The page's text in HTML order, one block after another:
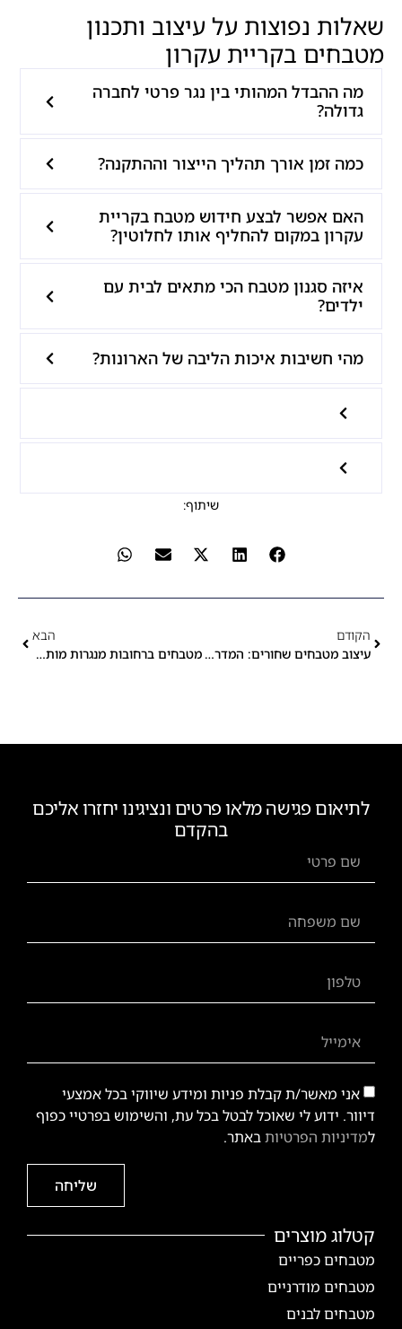
שאלות נפוצות על עיצוב ותכנון
מטבחים בקריית עקרון
מה ההבדל המהותי בין נגר פרטי לחברה
גדולה?
כמה זמן אורך תהליך הייצור וההתקנה?
האם אפשר לבצע חידוש מטבח בקריית
עקרון במקום להחליף אותו לחלוטין?
איזה סגנון מטבח הכי מתאים לבית עם
ילדים?
מהי חשיבות איכות הליבה של הארונות?
שיתוף:
הקודם
עיצוב מטבחים שחורים: המדריך המלא ליצירת מראה יוקרתי
הבא
מטבחים ברחובות מנגרות מותאמת אישית ועד פונקציונליות מושלמת
קטלוג מוצרים
מטבחים כפריים
מטבחים מודרניים
מטבחים לבנים
לתיאום פגישה מלאו פרטים ונציגינו יחזרו אליכם
בהקדם
אני מאשר/ת קבלת פניות ומידע שיווקי בכל אמצעי
דיוור. ידוע לי שאוכל לבטל בכל עת, והשימוש בפרטיי כפוף
למדיניות הפרטיותבאתר.
שליחה